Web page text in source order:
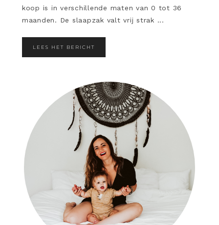
koop is in verschillende maten van 0 tot 36
maanden. De slaapzak valt vrij strak ...
LEES HET BERICHT